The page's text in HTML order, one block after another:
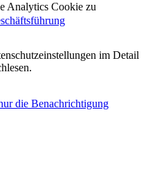
Analytics Cookie zu
im Detail
die Benachrichtigung